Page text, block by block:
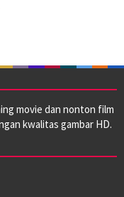
movie dan nonton film
kwalitas gambar HD.